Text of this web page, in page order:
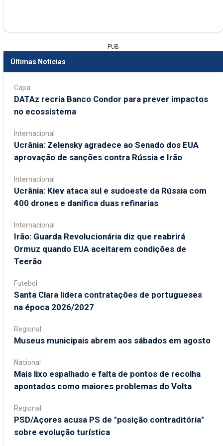
PUB
Últimas Notícias
Capa
DATAz recria Banco Condor para prever impactos
no ecossistema
Internacional
Ucrânia: Zelensky agradece ao Senado dos EUA
aprovação de sanções contra Rússia e Irão
Internacional
Ucrânia: Kiev ataca sul e sudoeste da Rússia com
400 drones e danifica duas refinarias
Internacional
Irão: Guarda Revolucionária diz que reabrirá
Ormuz quando EUA aceitarem condições de
Teerão
Futebol
Santa Clara lidera contratações de portugueses
na época 2026/2027
Regional
Museus municipais abrem aos sábados em agosto
Nacional
Mais lixo espalhado e falta de pontos de recolha
apontados como maiores problemas do Volta
Regional
PSD/Açores acusa PS de "posição contraditória"
sobre evolução turística